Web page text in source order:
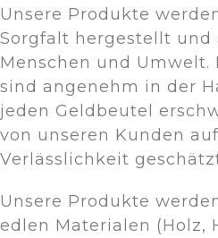
Unsere Produkte
Sorgfalt hergestellt und
Menschen und Umwelt.
sind angenehm in der
jeden Geldbeutel
von unseren Kunden
Verlässlichkeit
Unsere Produkte
edlen Materialen (Holz,